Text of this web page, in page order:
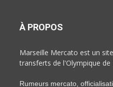
À PROPOS
Marseille Mercato est un
transferts de l'Olympique de
Rumeurs mercato,